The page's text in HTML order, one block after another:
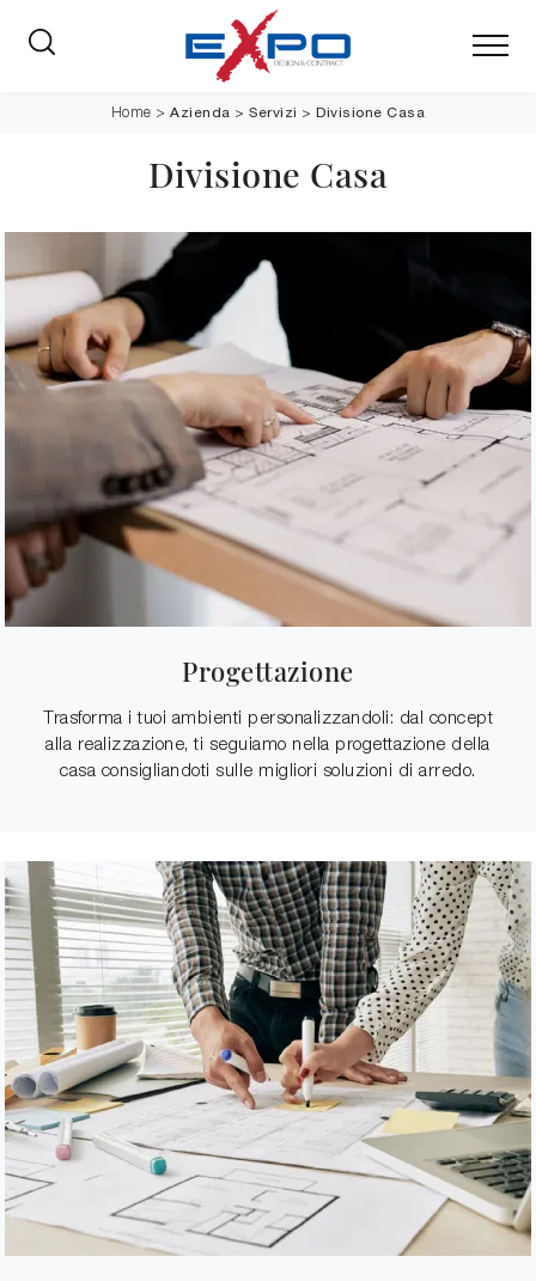
Home >Azienda >Servizi >Divisione Casa
Divisione Casa
Progettazione
Trasforma i tuoi ambienti personalizzandoli: dal concept
alla realizzazione, ti seguiamo nella progettazione della
casa consigliandoti sulle migliori soluzioni di arredo.